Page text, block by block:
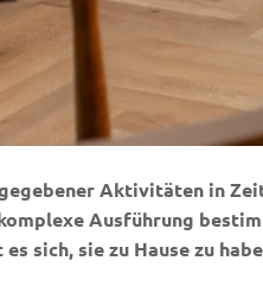
Aktivitäten in
Ausführung
es sich, sie zu Hause zu